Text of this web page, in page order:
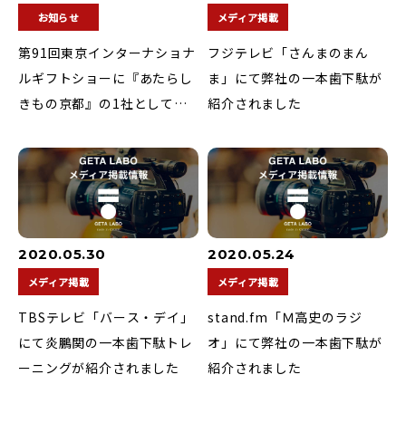
お知らせ
第91回東京インターナショナ
ルギフトショーに『あたらし
きもの京都』の1社として出
メディア掲載
フジテレビ「さんまのまん
ま」にて弊社の一本歯下駄が
紹介されました
2020.05.30
メディア掲載
TBSテレビ「バース・デイ」
にて炎鵬関の一本歯下駄トレ
ーニングが紹介されました
2020.05.24
メディア掲載
stand.fm「Ｍ高史のラジ
オ」にて弊社の一本歯下駄が
紹介されました